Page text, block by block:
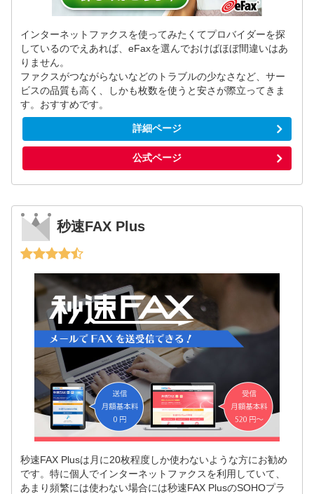
インターネットファクスを使ってみたくてプロバイダーを探
しているのでえあれば、eFaxを選んでおけばほぼ間違いはあ
りません。
ファクスがつながらないなどのトラブルの少なさなど、サー
ビスの品質も高く、しかも枚数を使うと安さが際立ってきま
す。おすすめです。
詳細ページ
公式ページ
秒速FAX Plus
秒速FAX Plusは月に20枚程度しか使わないような方にお勧め
です。特に個人でインターネットファクスを利用していて、
あまり頻繁には使わない場合には秒速FAX PlusのSOHOプラ